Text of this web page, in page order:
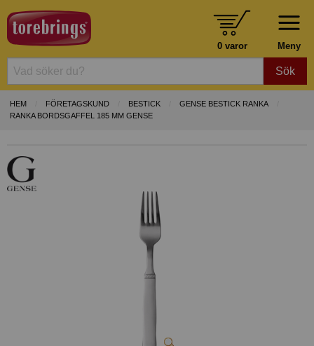
Meny
0 varor
Sök
HEM FÖRETAGSKUND BESTICK
GENSE BESTICK RANKA
RANKA BORDSGAFFEL 185 MM GENSE